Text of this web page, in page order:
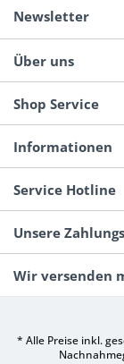
Newsletter
Über uns
Shop Service
Informationen
Service Hotline
Unsere
Wir versenden
* Alle Preise inkl.